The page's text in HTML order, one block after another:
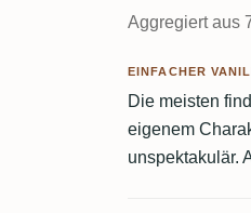
Aggregiert aus
EINFACHER
Die meisten
eigenem
unspektakulär.